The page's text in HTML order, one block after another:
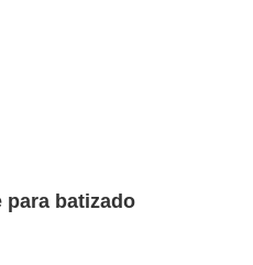
para batizado